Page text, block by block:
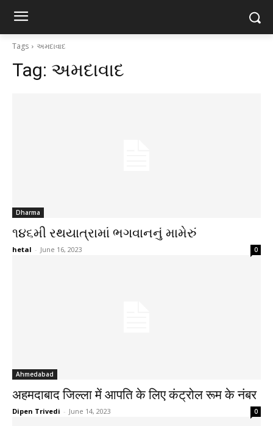
Tags અમદાવાદ
Tag: અમદાવાદ
Dharma
૧૪૬મી રથયાત્રામાં ભગવાનનું મામેરું
hetal - June 16, 2023 0
Ahmedabad
अहमदाबाद जिल्ला में आपति के लिए कंट्रोल रूम के नंबर
Dipen Trivedi - June 14, 2023 0